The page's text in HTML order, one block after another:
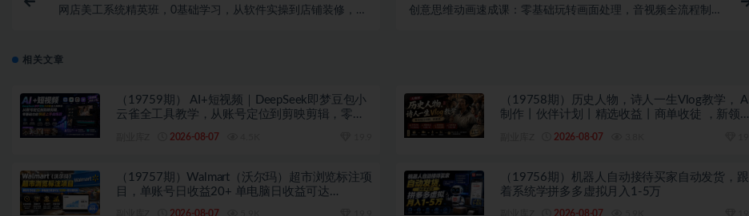
网店美工系统精英班，0基础学习，从软件实操到店铺装修，轻
创意思维动画速成课：零基础玩转画面处理，音视频全流程制作
相关文章
（19759期） AI+短视频｜DeepSeek即梦豆包小
云雀全工具教学，从账号定位到剪映剪辑，零基
2026-08-07
（19758期）历史人物，诗人一生Vlog教学， AI
制作丨伙伴计划丨精选收益丨商单收徒 ，新领域
2026-08-07
（19757期）Walmart（沃尔玛）超市浏览标注项
目，单账号日收益20+ 单电脑日收益可达
2026-08-07
（19756期）机器人自动接待买家自动发货，跟
着系统学拼多多虚拟月入1-5万
2026-08-07